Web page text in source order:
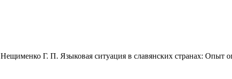
Нещименко Г. П. Языковая ситуация в славянских странах: Опыт